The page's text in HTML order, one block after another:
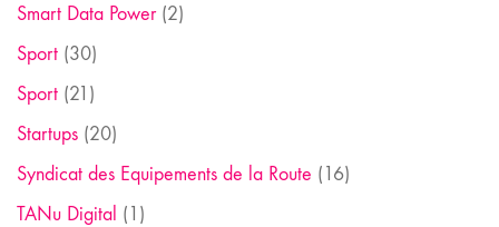
Smart Data Power(2)
Sport (30)
Sport (21)
Startups (20)
Syndicat des Equipements de la Route (16)
TANu Digital (1)